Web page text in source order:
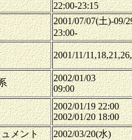
22:00-23:15
2001/07/07(土)-09/
23:00-
2001/11/
2002/01/03
09:00
2002/01/19 22:00
2002/01/20 18:00
ュメント
2002/03/20(水)